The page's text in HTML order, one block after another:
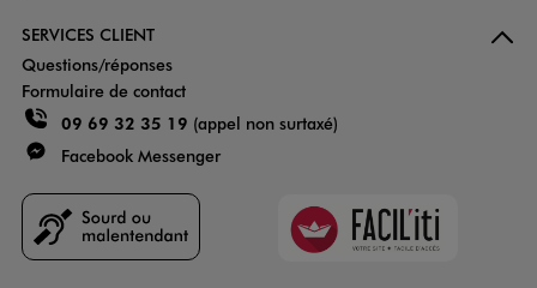
SERVICES CLIENT
Questions/réponses
Formulaire de contact
09 69 32 35 19 (appel non surtaxé)
Facebook Messenger
Faciliti